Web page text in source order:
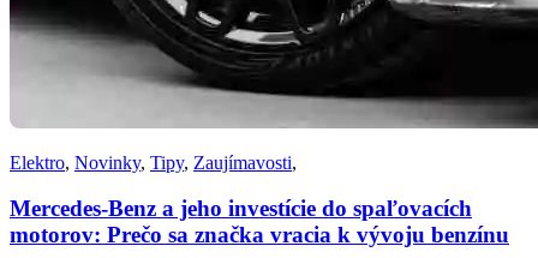
Elektro, Novinky, Tipy, Zaujímavosti,
Mercedes-Benz a jeho investície do spaľovacích
motorov: Prečo sa značka vracia k vývoju benzínu